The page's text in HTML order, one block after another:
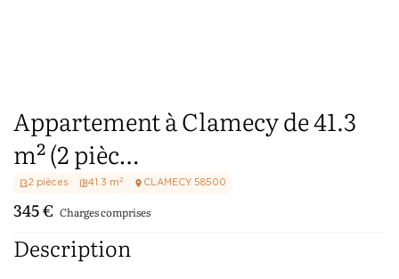
Appartement à Clamecy de 41.3
m² (2 pièc…
2 pièces 41.3 m² CLAMECY 58500
345€ Charges comprises
Description